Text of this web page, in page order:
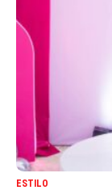
ESTILO